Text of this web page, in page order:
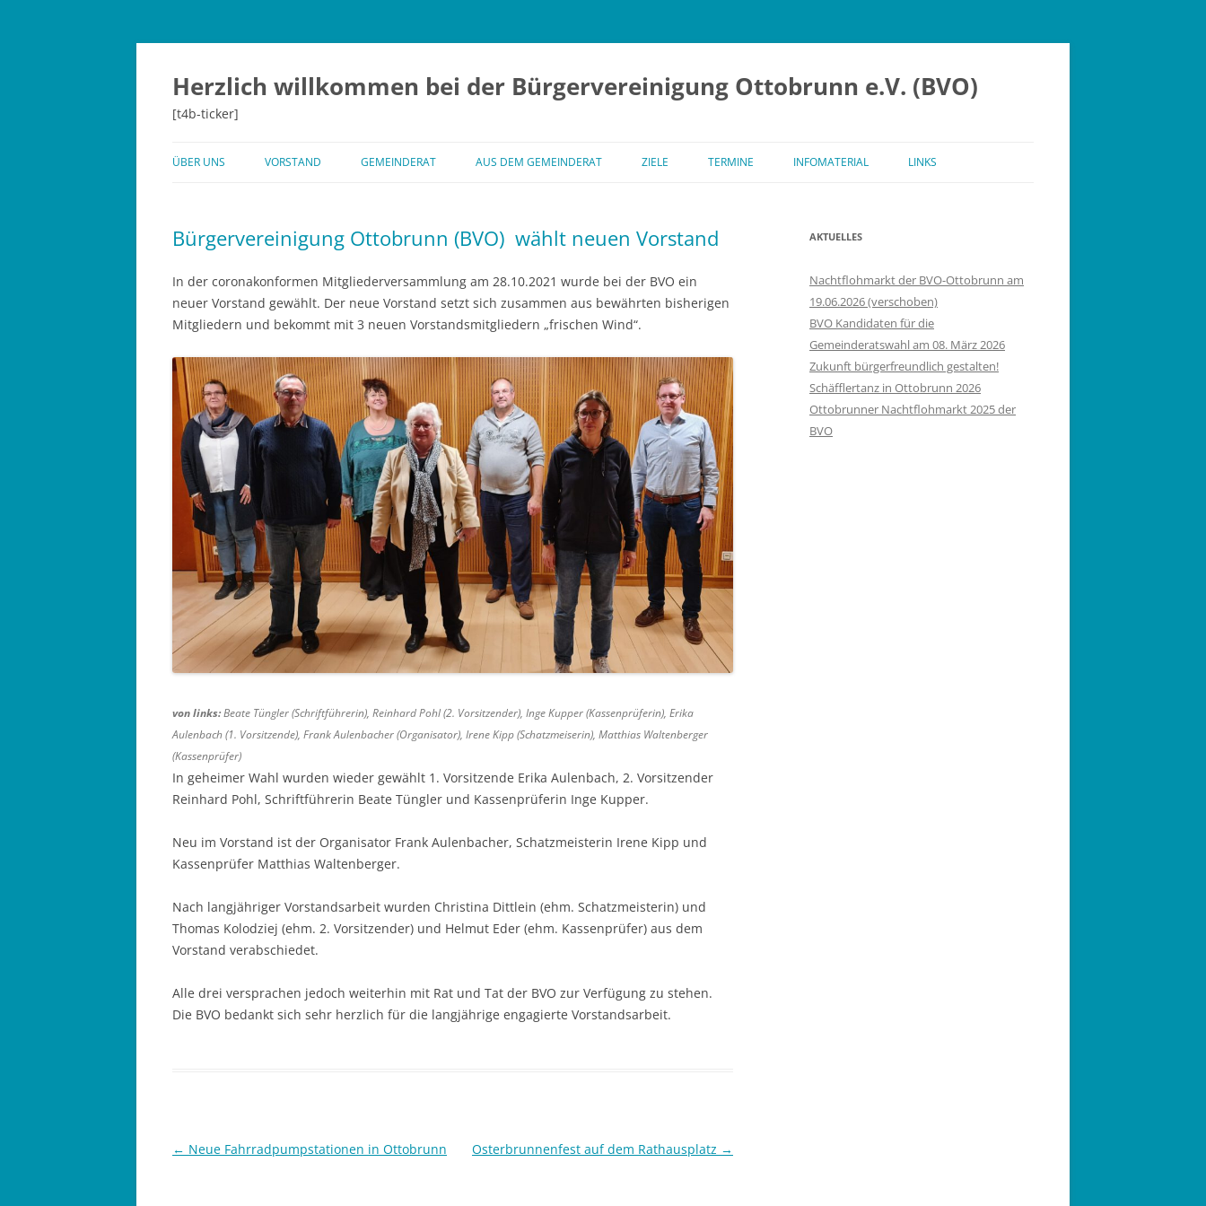
Herzlich willkommen bei der Bürgervereinigung Ottobrunn e.V. (BVO)
[t4b-ticker]
ÜBER UNS
DIALOG DER GENERATIONEN
CHRONIK 50 JAHRE BVO
VORSTAND GEMEINDERAT
ANTRÄGE DER BVO IM
AUS DEM GEMEINDERAT ZIELE TERMINE INFOMATERIAL LINKS
Bürgervereinigung Ottobrunn (BVO) wählt neuen Vorstand
In der coronakonformen Mitgliederversammlung am 28.10.2021 wurde bei der BVO ein
neuer Vorstand gewählt. Der neue Vorstand setzt sich zusammen aus bewährten bisherigen
Mitgliedern und bekommt mit 3 neuen Vorstandsmitgliedern „frischen Wind“.
von links:Beate Tüngler (Schriftführerin), Reinhard Pohl (2. Vorsitzender), Inge Kupper (Kassenprüferin), Erika
Aulenbach (1. Vorsitzende), Frank Aulenbacher (Organisator), Irene Kipp (Schatzmeiserin), Matthias Waltenberger
(Kassenprüfer)
In geheimer Wahl wurden wieder gewählt 1. Vorsitzende Erika Aulenbach, 2. Vorsitzender
Reinhard Pohl, Schriftführerin Beate Tüngler und Kassenprüferin Inge Kupper.
Neu im Vorstand ist der Organisator Frank Aulenbacher, Schatzmeisterin Irene Kipp und
Kassenprüfer Matthias Waltenberger.
Nach langjähriger Vorstandsarbeit wurden Christina Dittlein (ehm. Schatzmeisterin) und
Thomas Kolodziej (ehm. 2. Vorsitzender) und Helmut Eder (ehm. Kassenprüfer) aus dem
Vorstand verabschiedet.
Alle drei versprachen jedoch weiterhin mit Rat und Tat der BVO zur Verfügung zu stehen.
Die BVO bedankt sich sehr herzlich für die langjährige engagierte Vorstandsarbeit.
Beitragsnavigation
← Neue Fahrradpumpstationen in Ottobrunn Osterbrunnenfest auf dem Rathausplatz →
AKTUELLES
Nachtflohmarkt der BVO-Ottobrunn am
19.06.2026 (verschoben)
BVO Kandidaten für die
Gemeinderatswahl am 08. März 2026
Zukunft bürgerfreundlich gestalten!
Schäfflertanz in Ottobrunn 2026
Ottobrunner Nachtflohmarkt 2025 der
BVO